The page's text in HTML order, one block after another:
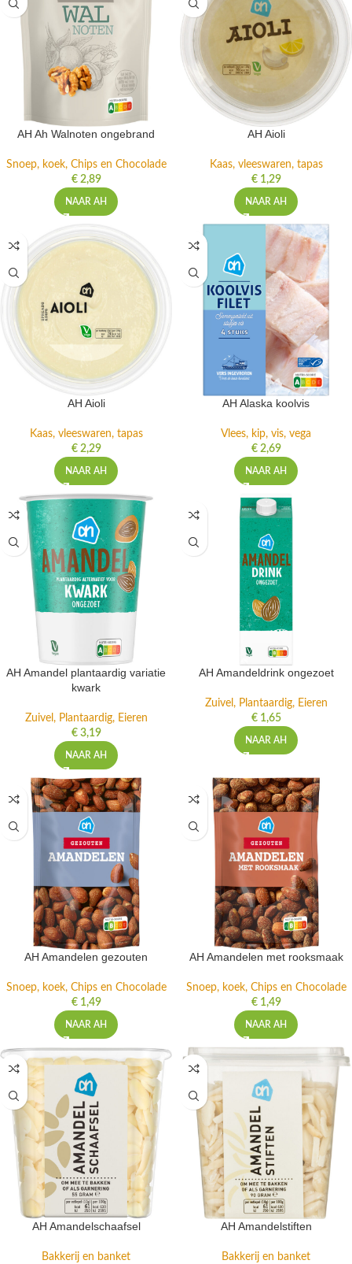
AH Ah Walnoten ongebrand
Snoep, koek, Chips en Chocolade
€2,89
NAAR AH
AH Aioli
Kaas, vleeswaren, tapas
€1,29
NAAR AH
AH Aioli
Kaas, vleeswaren, tapas
€2,29
NAAR AH
AH Alaska koolvis
Vlees, kip, vis, vega
€2,69
NAAR AH
AH Amandel plantaardig variatie
kwark
Zuivel, Plantaardig, Eieren
€3,19
NAAR AH
AH Amandeldrink ongezoet
Zuivel, Plantaardig, Eieren
€1,65
NAAR AH
AH Amandelen gezouten
Snoep, koek, Chips en Chocolade
€1,49
NAAR AH
AH Amandelen met rooksmaak
Snoep, koek, Chips en Chocolade
€1,49
NAAR AH
AH Amandelschaafsel
Bakkerij en banket
AH Amandelstiften
Bakkerij en banket